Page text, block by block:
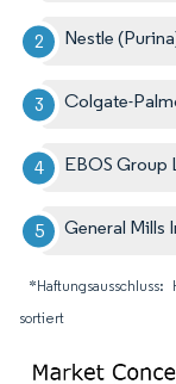
Nestle
Colgate-
EBOS Group
General Mills
sortiert